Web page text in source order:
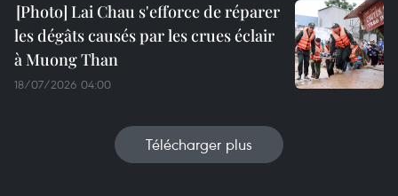
Lai Chau s'efforce de réparer
les dégâts causés par les crues éclair
à Muong Than
18/07/2026 04:00
Télécharger plus